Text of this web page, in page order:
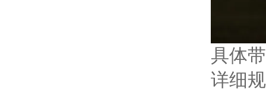
具体
详细